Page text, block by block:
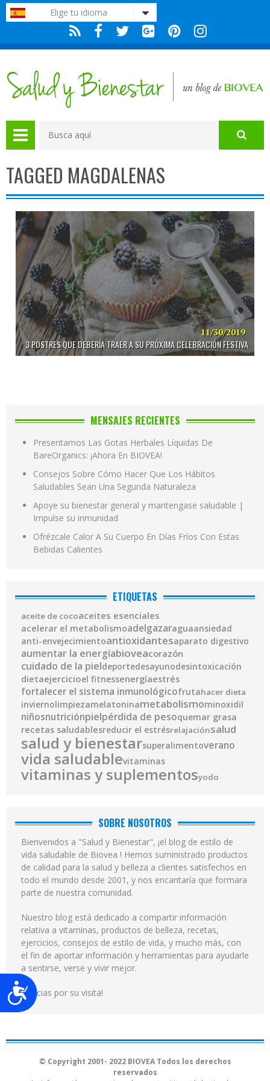
Nota:
este
web
un
sistema
Accesibilidad
Elige tu idioma
TAGGED MAGDALENAS
11/30/2019
3 POSTRES QUE DEBERÍA TRAER A SU PRÓXIMA CELEBRACIÓN FESTIVA
MENSAJES RECIENTES
Presentamos Las Gotas Herbales Líquidas De
BareOrganics: ¡Ahora En BIOVEA!
Consejos Sobre Cómo Hacer Que Los Hábitos
Saludables Sean Una Segunda Naturaleza
Apoye su bienestar general y mantengase saludable |
Impulse su inmunidad
Ofrézcale Calor A Su Cuerpo En Días Fríos Con Estas
Bebidas Calientes
ETIQUETAS
aceite de cocoaceites esenciales
acelerar el metabolismoadelgazaraguaansiedad
anti-envejecimientoantioxidantesaparato digestivo
aumentar la energíabioveacorazón
cuidado de la pieldeportedesayunodesintoxicación
dietaejercicioel fitnessenergíaestrés
fortalecer el sistema inmunológicofrutahacer dieta
inviernolimpiezamelatoninametabolismominoxidil
niñosnutriciónpielpérdida de pesoquemar grasa
recetas saludablesreducir el estrésrelajaciónsalud
salud y bienestarsuperalimentoverano
vida saludablevitaminas
vitaminas y suplementosyodo
SOBRE NOSOTROS
Bienvenidos a "Salud y Bienestar", ¡el blog de estilo de
vida saludable de Biovea ! Hemos suministrado productos
de calidad para la salud y belleza a clientes satisfechos en
todo el mundo desde 2001, y nos encantaría que formara
parte de nuestra comunidad.
Nuestro blog está dedicado a compartir información
relativa a vitaminas, productos de belleza, recetas,
ejercicios, consejos de estilo de vida, y mucho más, con
el fin de aportar información y herramientas para ayudarle
a sentirse, verse y vivir mejor.
¡Gracias por su visita!
© Copyright 2001- 2022 BIOVEA Todos los derechos
reservados